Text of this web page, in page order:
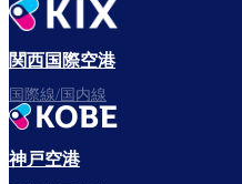
関西国際空港
国際線/国内線
神戸空港